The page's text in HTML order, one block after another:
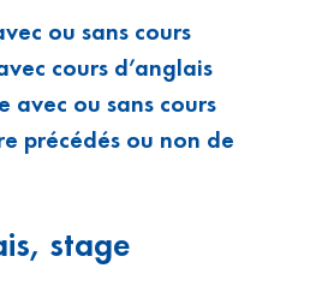
ou sans cours
cours d’anglais
avec ou sans cours
précédés ou non de
stage